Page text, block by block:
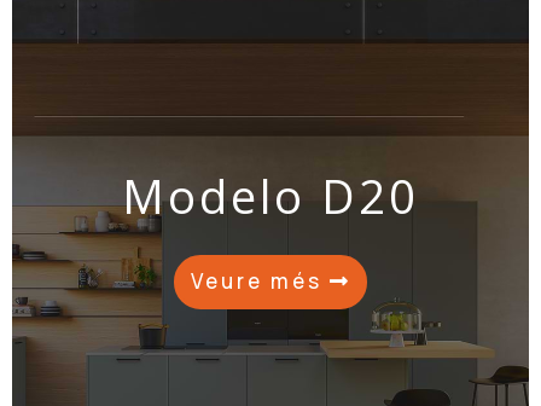
Modelo D20
Veure més